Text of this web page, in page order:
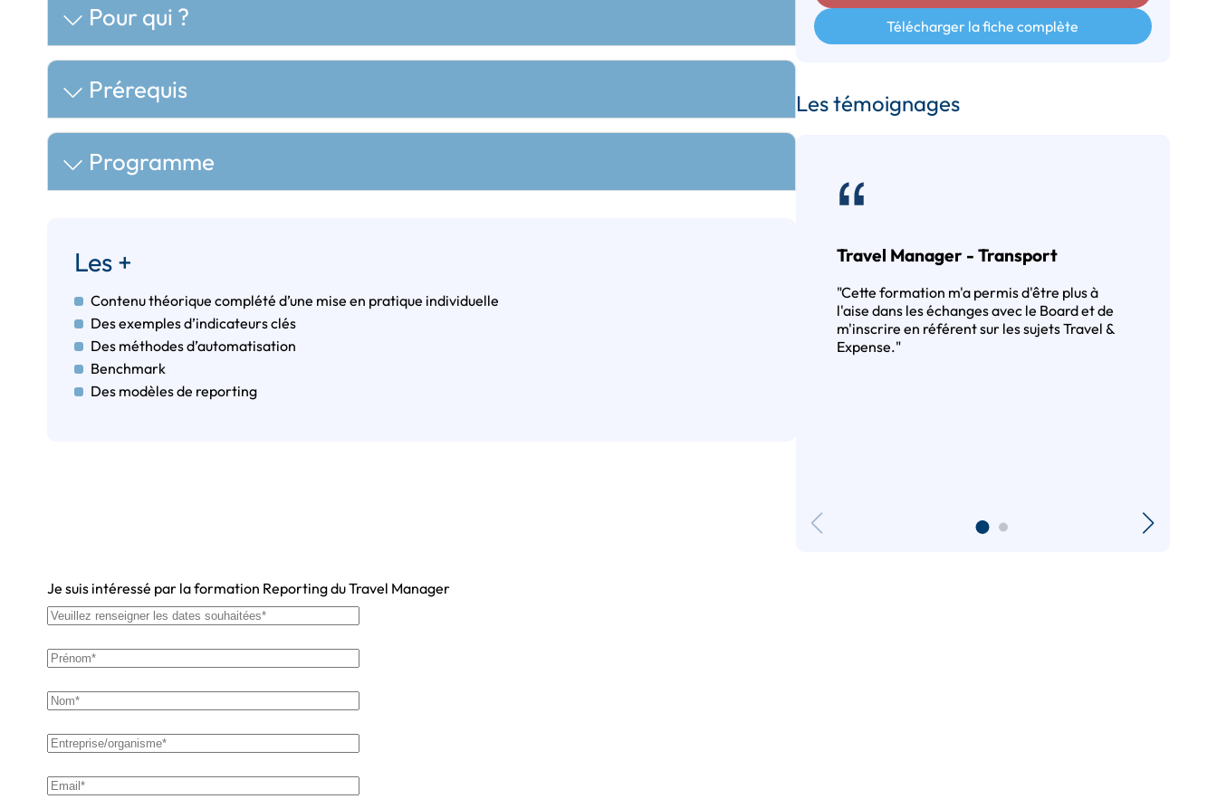
Pour qui ?
Prérequis
Programme
Les +
Contenu théorique complété d’une mise en pratique individuelle
Des exemples d’indicateurs clés
Des méthodes d’automatisation
Benchmark
Des modèles de reporting
Télécharger la fiche complète
Les témoignages
Travel Manager - Transport
"Cette formation m'a permis d'être plus à
l'aise dans les échanges avec le Board et de
m'inscrire en référent sur les sujets Travel &
Expense."
Je suis intéressé par la formation Reporting du Travel Manager